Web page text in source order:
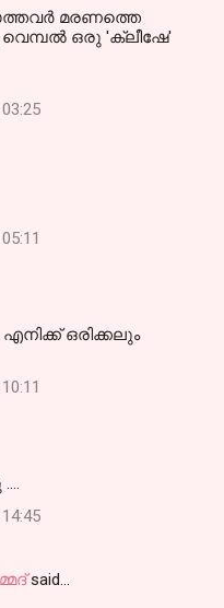
മരണത്തെ
ഒരു 'ക്ലീഷേ'
ഒരിക്കലും
said…